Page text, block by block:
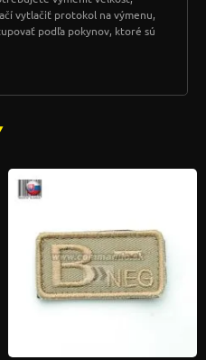
vytlačiť protokol na výmenu,
podľa pokynov, ktoré sú